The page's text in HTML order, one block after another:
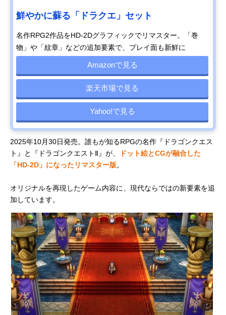
鮮やかに蘇る「ドラクエ」セット
名作RPG2作品をHD-2Dグラフィックでリマスター。「巻
物」や「紋章」などの追加要素で、プレイ面も新鮮に
Amazonで見る
楽天市場で見る
Yahoo!で見る
2025年10月30日発売。誰もが知るRPGの名作『ドラゴンクエス
ト』と『ドラゴンクエストⅡ』が、
ドット絵とCGが融合した
「HD-2D」になったリマスター版。
オリジナルを再現したゲーム内容に、現代ならではの新要素を追
加しています。